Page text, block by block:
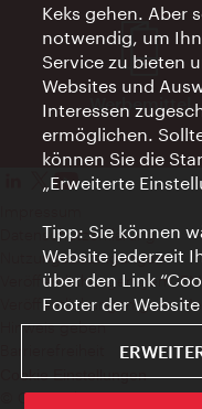
Datenschutzerklärung
Nutzungsbedingungen
Veröffentlichungen gem.
Veröffentlichungen gem.
Hinweis geben
Cookie Einstellungen
© Copyright Wien
Keks gehen. Aber
notwendig, um
Service zu bieten
Websites und
Interessen
ermöglichen.
können Sie die
„Erweiterte
Tipp: Sie können
Website jederzeit
über den Link
Footer der